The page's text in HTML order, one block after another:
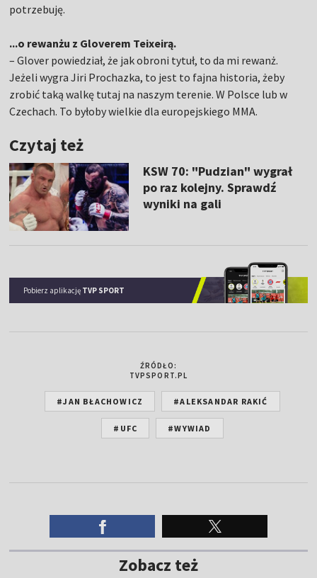
potrzebuję.
...o rewanżu z Gloverem Teixeirą.
– Glover powiedział, że jak obroni tytuł, to da mi rewanż.
Jeżeli wygra Jiri Prochazka, to jest to fajna historia, żeby
zrobić taką walkę tutaj na naszym terenie. W Polsce lub w
Czechach. To byłoby wielkie dla europejskiego MMA.
Czytaj też
KSW 70: "Pudzian" wygrał
po raz kolejny. Sprawdź
wyniki na gali
Pobierz aplikację TVP SPORT
ŹRÓDŁO:
TVPSPORT.PL
#JAN BŁACHOWICZ #ALEKSANDAR RAKIĆ
#UFC #WYWIAD
Zobacz też